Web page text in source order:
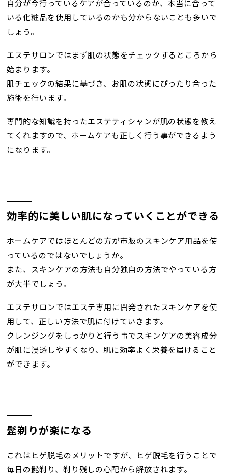
自分が今行っているケアが合っているのか、本当に合って
いる化粧品を使用しているのかも分からないことも多いで
しょう。
エステサロンではまず肌の状態をチェックするところから
始まります。
肌チェックの結果に基づき、お肌の状態にぴったり合った
施術を行います。
専門的な知識を持ったエステティシャンが肌の状態を教え
てくれますので、ホームケアも正しく行う事ができるよう
になります。
効率的に美しい肌になっていくことができる
ホームケアではほとんどの方が市販のスキンケア用品を使
っているのではないでしょうか。
また、スキンケアの方法も自分独自の方法でやっている方
が大半でしょう。
エステサロンではエステ専用に開発されたスキンケアを使
用して、正しい方法で肌に付けていきます。
クレンジングをしっかりと行う事でスキンケアの美容成分
が肌に浸透しやすくなり、肌に効率よく栄養を届けること
ができます。
髭剃りが楽になる
これはヒゲ脱毛のメリットですが、ヒゲ脱毛を行うことで
毎日の髭剃り、剃り残しの心配から解放されます。